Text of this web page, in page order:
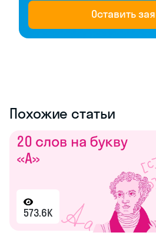
Оставить
Похожие статьи
573.6K